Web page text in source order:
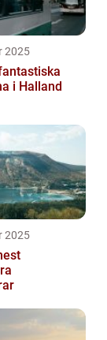
2025
i Halland
2025